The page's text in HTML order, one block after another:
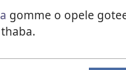
gomme o opele